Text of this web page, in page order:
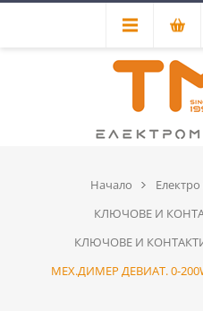
Начало
КЛЮЧОВЕ И
КЛЮЧОВЕ И КОНТАКТИ
МЕХ.ДИМЕР ДЕВИАТ. 0-